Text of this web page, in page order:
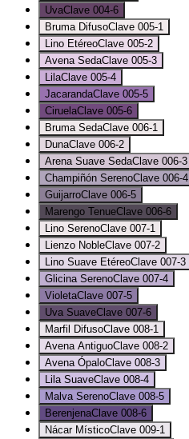
UvaClave 004-6
Bruma DifusoClave 005-1
Lino EtéreoClave 005-2
Avena SedaClave 005-3
LilaClave 005-4
JacarandaClave 005-5
CiruelaClave 005-6
Bruma SedaClave 006-1
DunaClave 006-2
Arena Suave SedaClave 006-3
Champiñón SerenoClave 006-4
GuijarroClave 006-5
Marengo TenueClave 006-6
Lino SerenoClave 007-1
Lienzo NobleClave 007-2
Lino Suave EtéreoClave 007-3
Glicina SerenoClave 007-4
VioletaClave 007-5
Uva SuaveClave 007-6
Marfil DifusoClave 008-1
Avena AntiguoClave 008-2
Avena ÓpaloClave 008-3
Lila SuaveClave 008-4
Malva SerenoClave 008-5
BerenjenaClave 008-6
Nácar MísticoClave 009-1